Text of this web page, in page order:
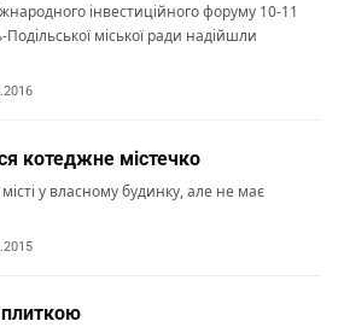
інвестиційного форуму 10-11
міської ради надійшли
котеджне містечко
у власному будинку, але не має